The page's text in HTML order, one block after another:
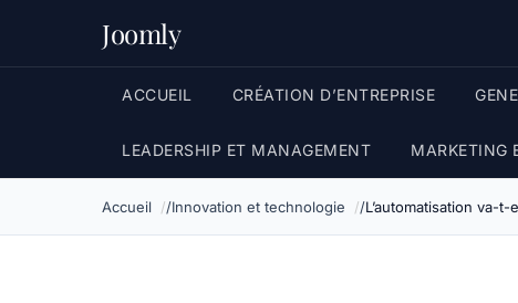
Joomly
ACCUEIL CRÉATION D’ENTREPRISE
LEADERSHIP ET MANAGEMENT MARKETING
Accueil Innovation et technologie L’automatisation va-